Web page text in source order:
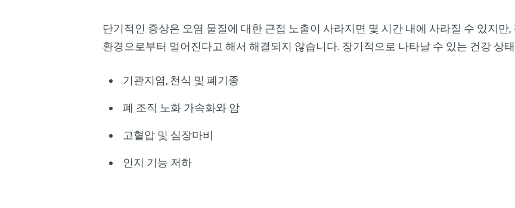
단기적인 증상은 오염 물질에 대한 근접 노출이 사라지면 몇 시간 내에 사라질 수 있지만
환경으로부터 멀어진다고 해서 해결되지 않습니다. 장기적으로 나타날 수 있는 건강 상
기관지염, 천식 및 폐기종
폐 조직 노화 가속화와 암
고혈압 및 심장마비
인지 기능 저하
지금 구독하기
개인정보 보호 정책 보기